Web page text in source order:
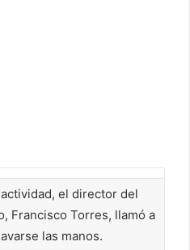
el director del
Francisco Torres, llamó a
las manos.